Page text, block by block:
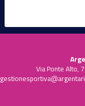
Via Ponte Alto,